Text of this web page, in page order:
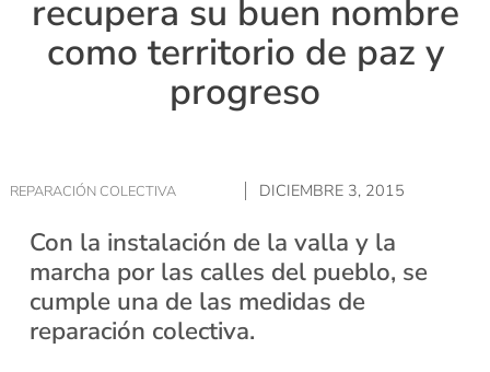
recupera su buen nombre
como territorio de paz y
progreso
REPARACIÓN COLECTIVA DICIEMBRE 3, 2015
Con la instalación de la valla y la
marcha por las calles del pueblo, se
cumple una de las medidas de
reparación colectiva.